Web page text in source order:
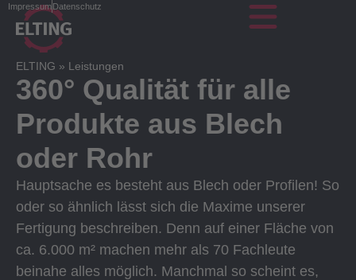
ImpressumDatenschutz
ELTING » Leistungen
360° Qualität für alle
Produkte aus Blech
oder Rohr
Hauptsache es besteht aus Blech oder Profilen! So
oder so ähnlich lässt sich die Maxime unserer
Fertigung beschreiben. Denn auf einer Fläche von
ca. 6.000 m² machen mehr als 70 Fachleute
beinahe alles möglich. Manchmal so scheint es,